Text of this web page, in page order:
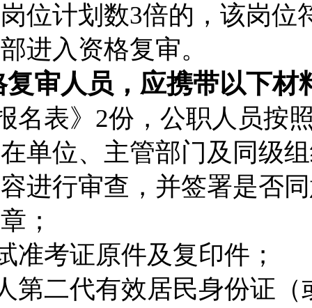
位计划数3倍的，该岗位
进入资格复审。
审人员，应携带以下材
名表》 2份， 公职人员按
单位、主管部门及同级
进行审查，并签署是否
；
准考证原件及复印件；
第二代有效居民身份证（